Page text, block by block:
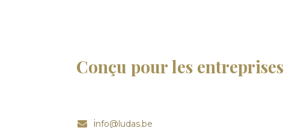
Conçu pour les entreprises
info@ludas.be